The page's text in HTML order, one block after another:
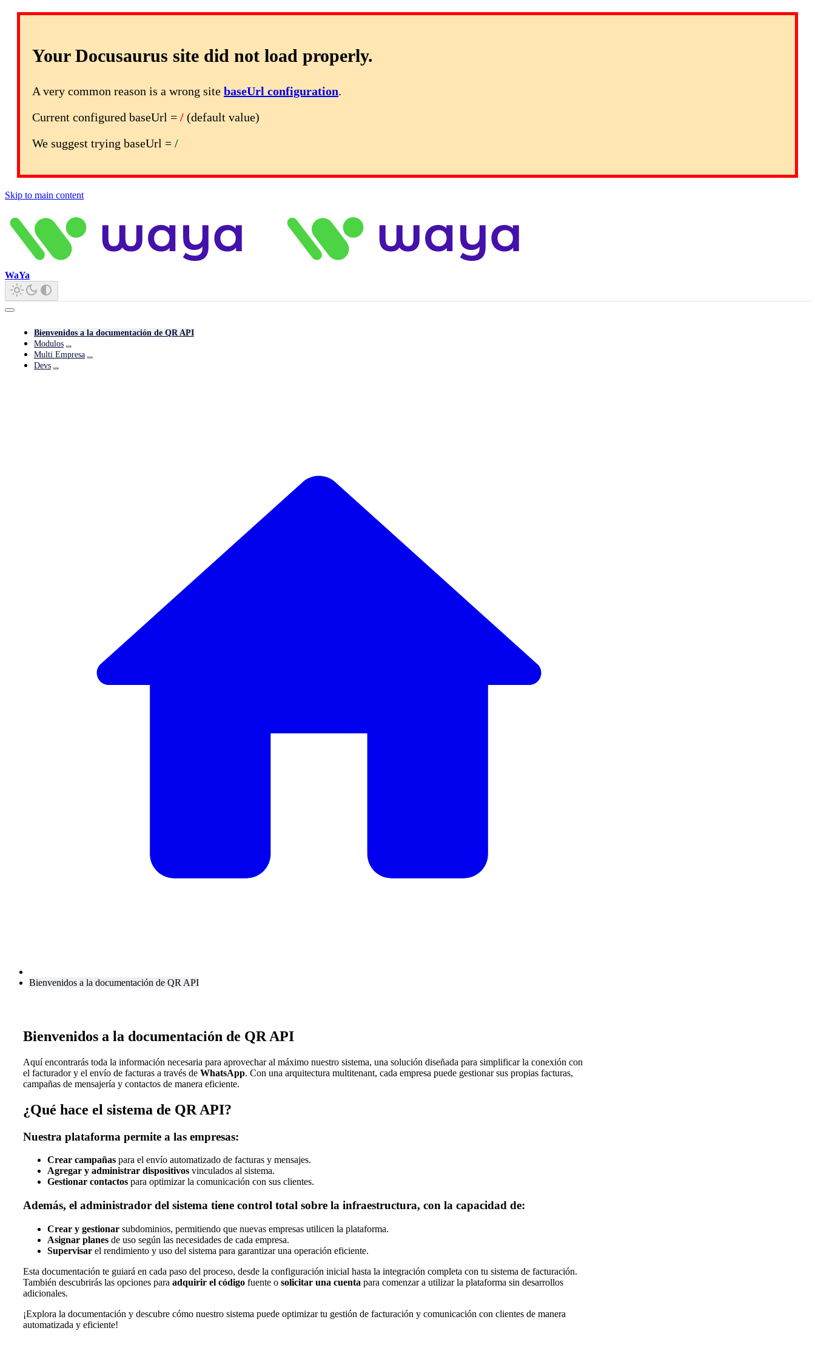
Your Docusaurus site did not load properly.
A very common reason is a wrong site baseUrl configuration.
Current configured baseUrl = / (default value)
We suggest trying baseUrl = /
Skip to main content
WaYa
Bienvenidos a la documentación de QR API
Modulos
Multi Empresa
Devs
Bienvenidos a la documentación de QR API
Bienvenidos a la documentación de QR API
Aquí encontrarás toda la información necesaria para aprovechar al máximo nuestro sistema, una solución diseñada para simplificar la conexión con
el facturador y el envío de facturas a través de WhatsApp. Con una arquitectura multitenant, cada empresa puede gestionar sus propias facturas,
campañas de mensajería y contactos de manera eficiente.
¿Qué hace el sistema de QR API?
Nuestra plataforma permite a las empresas:
Crear campañas para el envío automatizado de facturas y mensajes.
Agregar y administrar dispositivos vinculados al sistema.
Gestionar contactos para optimizar la comunicación con sus clientes.
Además, el administrador del sistema tiene control total sobre la infraestructura, con la capacidad de:
Crear y gestionar subdominios, permitiendo que nuevas empresas utilicen la plataforma.
Asignar planes de uso según las necesidades de cada empresa.
Supervisar el rendimiento y uso del sistema para garantizar una operación eficiente.
Esta documentación te guiará en cada paso del proceso, desde la configuración inicial hasta la integración completa con tu sistema de facturación.
También descubrirás las opciones para adquirir el código fuente o solicitar una cuenta para comenzar a utilizar la plataforma sin desarrollos
adicionales.
¡Explora la documentación y descubre cómo nuestro sistema puede optimizar tu gestión de facturación y comunicación con clientes de manera
automatizada y eficiente!